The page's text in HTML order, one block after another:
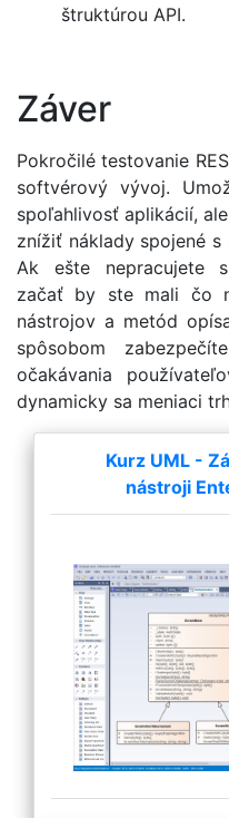
štruktúrou API.
Záver
Pokročilé testovanie
softvérový vývoj.
spoľahlivosť aplikácií,
znížiť náklady spojené
Ak ešte nepracujete
začať by ste mali čo
nástrojov a metód
spôsobom
očakávania
dynamicky sa meniaci
Kurz UML -
nástroji